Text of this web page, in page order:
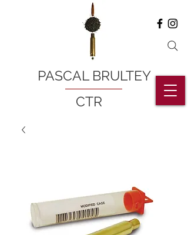
PASCAL BRULTEY
CTR